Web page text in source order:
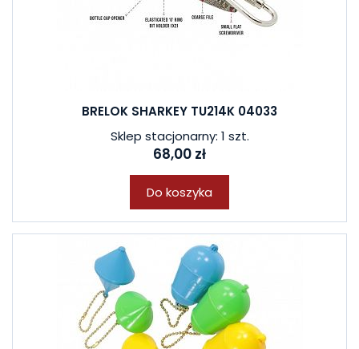
BRELOK SHARKEY TU214K 04033
Sklep stacjonarny: 1 szt.
68,00 zł
Do koszyka